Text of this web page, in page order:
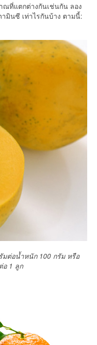
ที่แตกต่างกันเช่นกัน ลอง
มินซี เท่าไรกันบ้าง ตามนี้:
ต่อน้ำหนัก 100 กรัม หรือ
1 ลูก